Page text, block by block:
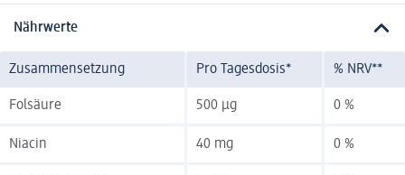
Nährwerte
Zusammensetzung Pro Tagesdosis* % NRV**
Folsäure 500 µg 0 %
Niacin 40 mg 0 %